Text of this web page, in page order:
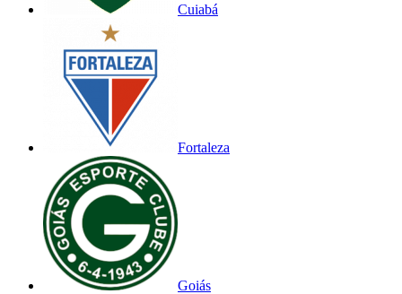
Cuiabá
Fortaleza
Goiás